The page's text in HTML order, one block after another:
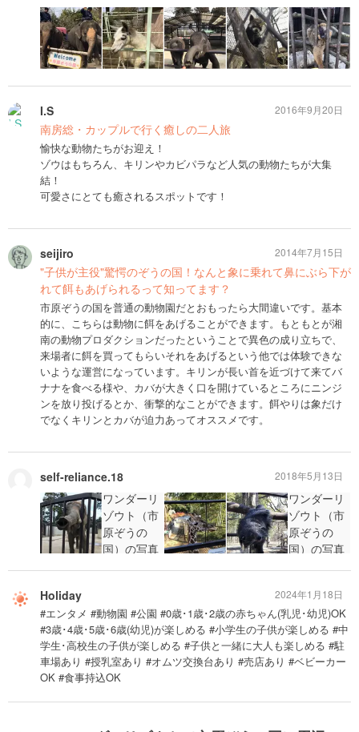
I.S
南房総・カップルで行く癒しの二人旅
愉快な動物たちがお迎え！
ゾウはもちろん、キリンやカビパラなど人気の動物たちが大集
結！
可愛さにとても癒されるスポットです！
2016年9月20日
seijiro
"子供が主役"驚愕のぞうの国！なんと象に乗れて鼻にぶら下が
れて餌もあげられるって知ってます？
市原ぞうの国を普通の動物園だとおもったら大間違いです。基本
的に、こちらは動物に餌をあげることができます。もともとが湘
南の動物プロダクションだったということで異色の成り立ちで、
来場者に餌を買ってもらいそれをあげるという他では体験できな
いような運営になっています。キリンが長い首を近づけて来てバ
ナナを食べる様や、カバが大きく口を開けているところにニンジ
ンを放り投げるとか、衝撃的なことができます。餌やりは象だけ
でなくキリンとカバが迫力あってオススメです。
2014年7月15日
self-reliance.18 2018年5月13日
Holiday
#エンタメ #動物園 #公園 #0歳･1歳･2歳の赤ちゃん(乳児･幼児)OK
#3歳･4歳･5歳･6歳(幼児)が楽しめる #小学生の子供が楽しめる #中
学生･高校生の子供が楽しめる #子供と一緒に大人も楽しめる #駐
車場あり #授乳室あり #オムツ交換台あり #売店あり #ベビーカー
OK #食事持込OK
2024年1月18日